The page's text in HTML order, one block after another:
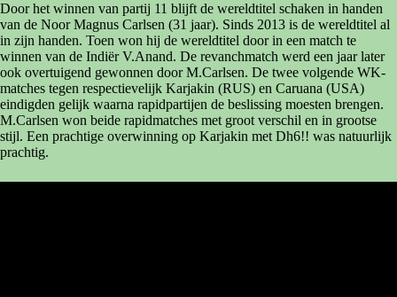
Door het winnen van partij 11 blijft de wereldtitel schaken in handen
van de Noor Magnus Carlsen (31 jaar). Sinds 2013 is de wereldtitel al
in zijn handen. Toen won hij de wereldtitel door in een match te
winnen van de Indiër V.Anand. De revanchmatch werd een jaar later
ook overtuigend gewonnen door M.Carlsen. De twee volgende WK-
matches tegen respectievelijk Karjakin (RUS) en Caruana (USA)
eindigden gelijk waarna rapidpartijen de beslissing moesten brengen.
M.Carlsen won beide rapidmatches met groot verschil en in grootse
stijl. Een prachtige overwinning op Karjakin met Dh6!! was natuurlijk
prachtig.